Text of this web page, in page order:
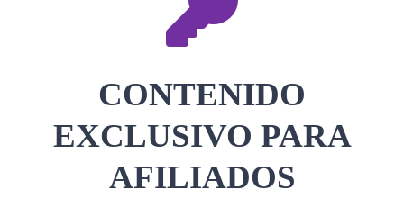
CONTENIDO
EXCLUSIVO PARA
AFILIADOS